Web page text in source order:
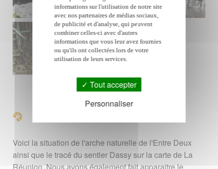
Voici la situation de l'arche naturelle de l'Entre Deux
ainsi que le tracé du sentier Dassy sur la carte de La
Réunion. Nous avons également fait apparaitre le
informations sur l'utilisation de notre site
avec nos partenaires de médias sociaux,
de publicité et d'analyse, qui peuvent
combiner celles-ci avec d'autres
informations que vous leur avez fournies
ou qu'ils ont collectées lors de votre
utilisation de leurs services.
Tout accepter
Personnaliser